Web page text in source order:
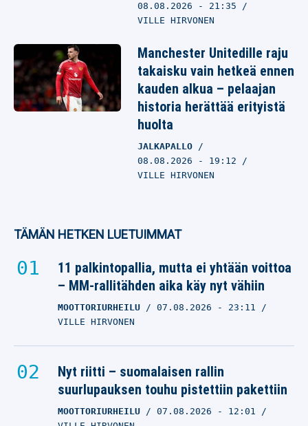
08.08.2026 - 21:35
VILLE HIRVONEN
Manchester Unitedille raju
takaisku vain hetkeä ennen
kauden alkua – pelaajan
historia herättää erityistä
huolta
JALKAPALLO
08.08.2026 - 19:12
VILLE HIRVONEN
TÄMÄN HETKEN LUETUIMMAT
11 palkintopallia, mutta ei yhtään voittoa
– MM-rallitähden aika käy nyt vähiin
MOOTTORIURHEILU 07.08.2026 - 23:11
VILLE HIRVONEN
Nyt riitti – suomalaisen rallin
suurlupauksen touhu pistettiin pakettiin
MOOTTORIURHEILU 07.08.2026 - 12:01